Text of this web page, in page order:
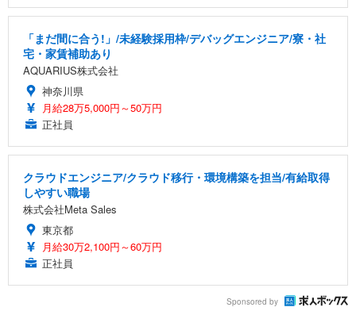
「まだ間に合う!」/未経験採用枠/デバッグエンジニア/寮・社
宅・家賃補助あり
AQUARIUS株式会社
神奈川県
月給28万5,000円～50万円
正社員
クラウドエンジニア/クラウド移行・環境構築を担当/有給取得
しやすい職場
株式会社Meta Sales
東京都
月給30万2,100円～60万円
正社員
Sponsored by